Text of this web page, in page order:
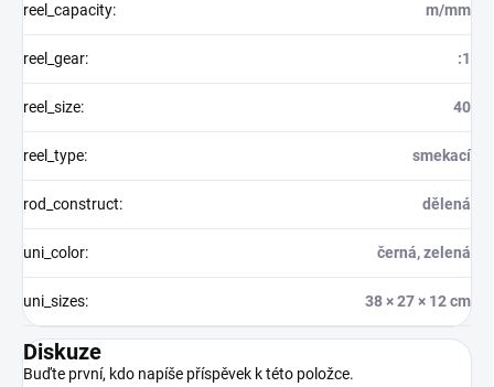
reel_capacity: m/mm
reel_gear: :1
reel_size: 40
reel_type: smekací
rod_construct: dělená
uni_color: černá, zelená
uni_sizes: 38 × 27 × 12 cm
Diskuze
Buďte první, kdo napíše příspěvek k této položce.